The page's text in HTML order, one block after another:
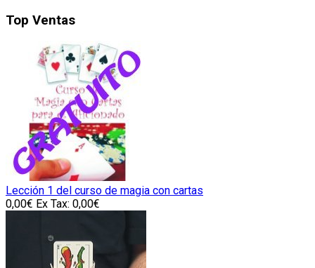
Top Ventas
Lección 1 del curso de magia con cartas
0,00€ Ex Tax: 0,00€